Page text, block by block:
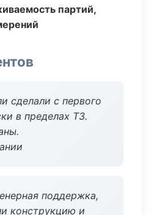
партий,
сделали с первого
в пределах ТЗ.
поддержка,
конструкцию и